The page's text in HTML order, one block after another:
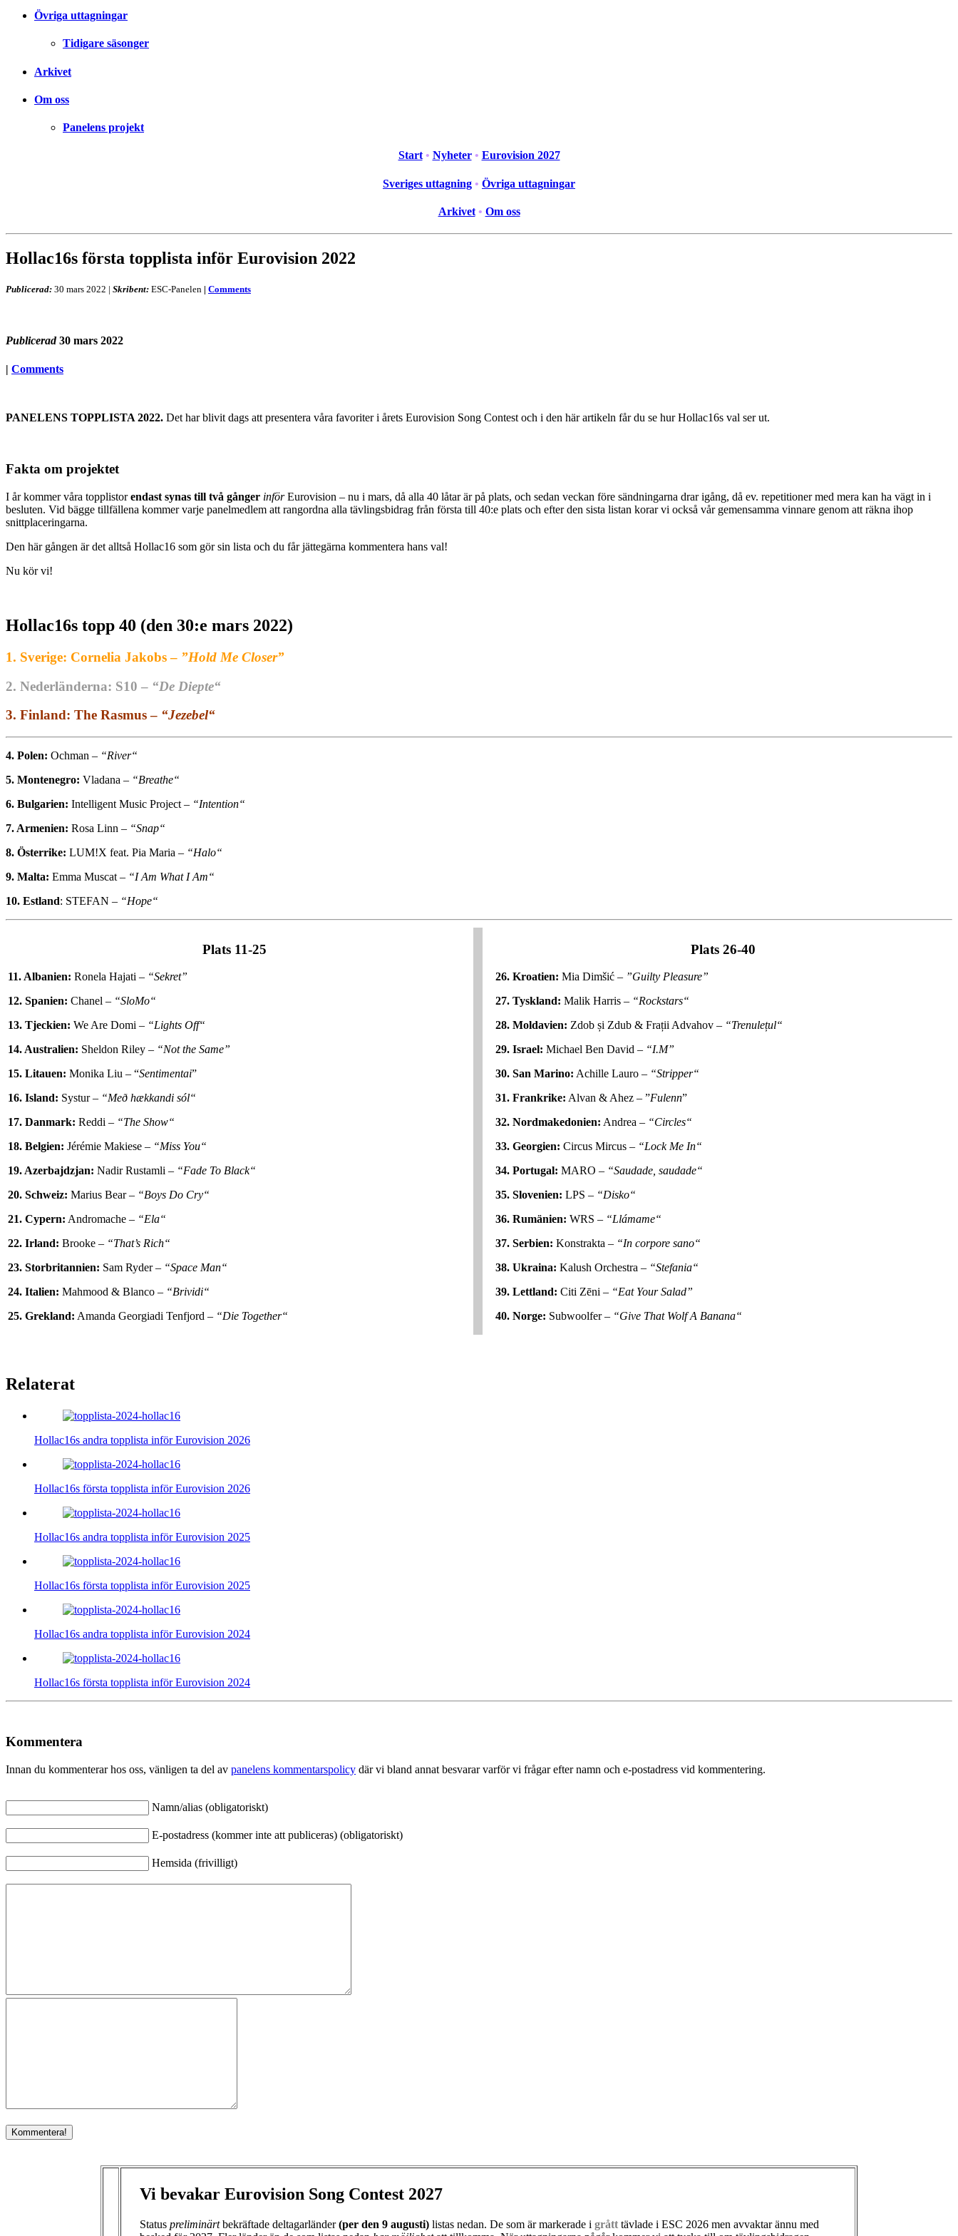
Övriga uttagningar
Tidigare säsonger
Arkivet
Om oss
Panelens projekt
Start • Nyheter • Eurovision 2027
Sveriges uttagning • Övriga uttagningar
Arkivet • Om oss
Hollac16s första topplista inför Eurovision 2022
Publicerad: 30 mars 2022 | Skribent: ESC-Panelen | Comments
Publicerad 30 mars 2022
| Comments
PANELENS TOPPLISTA 2022. Det har blivit dags att presentera våra favoriter i årets Eurovision Song Contest och i den här artikeln får du se hur Hollac16s val ser ut.
Fakta om projektet
I år kommer våra topplistorendast synas till två gånger införEurovision – nu i mars, då alla 40 låtar är på plats, och sedan veckan före sändningarna drar igång, då ev. repetitioner med mera kan ha vägt in i
besluten. Vid bägge tillfällena kommer varje panelmedlem att rangordna alla tävlingsbidrag från första till 40:e plats och efter den sista listan korar vi också vår gemensamma vinnare genom att räkna ihop
snittplaceringarna.
Den här gången är det alltså Hollac16 som gör sin lista och du får jättegärna kommentera hans val!
Nu kör vi!
Hollac16s topp 40 (den 30:e mars 2022)
1. Sverige: Cornelia Jakobs – ”Hold Me Closer”
2. Nederländerna: S10 – “De Diepte“
3. Finland: The Rasmus – “Jezebel“
4. Polen: Ochman – “River“
5. Montenegro: Vladana – “Breathe“
6. Bulgarien: Intelligent Music Project – “Intention“
7. Armenien: Rosa Linn – “Snap“
8. Österrike: LUM!X feat. Pia Maria – “Halo“
9. Malta: Emma Muscat – “I Am What I Am“
10. Estland: STEFAN – “Hope“
Plats 11-25
11. Albanien: Ronela Hajati – “Sekret”
12. Spanien: Chanel – “SloMo“
13. Tjeckien: We Are Domi – “Lights Off“
14. Australien: Sheldon Riley – “Not the Same”
15. Litauen: Monika Liu – “Sentimentai”
16. Island: Systur – “Með hækkandi sól“
17. Danmark: Reddi – “The Show“
18. Belgien: Jérémie Makiese – “Miss You“
19. Azerbajdzjan: Nadir Rustamli – “Fade To Black“
20. Schweiz: Marius Bear – “Boys Do Cry“
21. Cypern: Andromache – “Ela“
22. Irland: Brooke – “That’s Rich“
23. Storbritannien: Sam Ryder – “Space Man“
24. Italien: Mahmood & Blanco – “Brividi“
25. Grekland: Amanda Georgiadi Tenfjord – “Die Together“
Plats 26-40
26. Kroatien: Mia Dimšić – ”Guilty Pleasure”
27. Tyskland: Malik Harris – “Rockstars“
28. Moldavien: Zdob și Zdub & Frații Advahov – “Trenulețul“
29. Israel: Michael Ben David – “I.M”
30. San Marino: Achille Lauro – “Stripper“
31. Frankrike: Alvan & Ahez – ”Fulenn”
32. Nordmakedonien: Andrea – “Circles“
33. Georgien: Circus Mircus – “Lock Me In“
34. Portugal: MARO – “Saudade, saudade“
35. Slovenien: LPS – “Disko“
36. Rumänien: WRS – “Llámame“
37. Serbien: Konstrakta – “In corpore sano“
38. Ukraina: Kalush Orchestra – “Stefania“
39. Lettland: Citi Zēni – “Eat Your Salad”
40. Norge: Subwoolfer – “Give That Wolf A Banana“
Relaterat
Hollac16s andra topplista inför Eurovision 2026
Hollac16s första topplista inför Eurovision 2026
Hollac16s andra topplista inför Eurovision 2025
Hollac16s första topplista inför Eurovision 2025
Hollac16s andra topplista inför Eurovision 2024
Hollac16s första topplista inför Eurovision 2024
Kommentera
Innan du kommenterar hos oss, vänligen ta del av panelens kommentarspolicy där vi bland annat besvarar varför vi frågar efter namn och e-postadress vid kommentering.
Namn/alias (obligatoriskt)
E-postadress (kommer inte att publiceras) (obligatoriskt)
Hemsida (frivilligt)
Vi bevakar Eurovision Song Contest 2027
Status preliminärtbekräftade deltagarländer(per den 9 augusti) listas nedan. De som är markerade i grått tävlade i ESC 2026 men avvaktar ännu med